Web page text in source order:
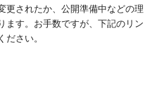
更されたか、公開準備中などの理
ます。お手数ですが、下記のリン
ださい。